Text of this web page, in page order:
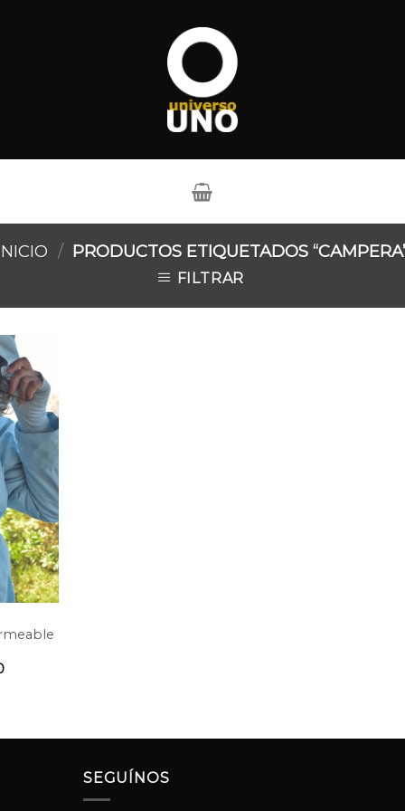
/ PRODUCTOS ETIQUETADOS
FILTRAR
SEGUÍNOS